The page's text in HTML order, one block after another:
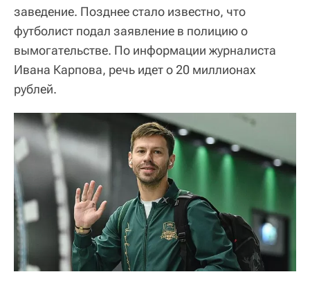
заведение. Позднее стало известно, что
футболист подал заявление в полицию о
вымогательстве. По информации журналиста
Ивана Карпова, речь идет о 20 миллионах
рублей.